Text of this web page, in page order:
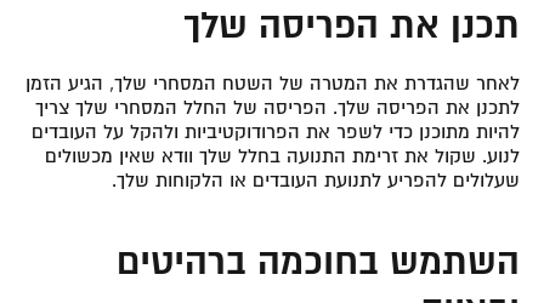
תכנן את הפריסה שלך
לאחר שהגדרת את המטרה של השטח המסחרי שלך, הגיע הזמן
לתכנן את הפריסה שלך. הפריסה של החלל המסחרי שלך צריך
להיות מתוכנן כדי לשפר את הפרודוקטיביות ולהקל על העובדים
לנוע. שקול את זרימת התנועה בחלל שלך וודא שאין מכשולים
שעלולים להפריע לתנועת העובדים או הלקוחות שלך.
השתמש בחוכמה ברהיטים